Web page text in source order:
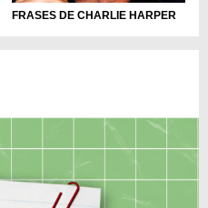
FRASES DE CHARLIE HARPER